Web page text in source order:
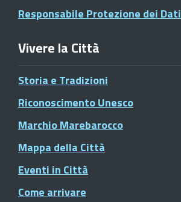
Responsabile Protezione dei Dati
Vivere la Città
Storia e Tradizioni
Riconoscimento Unesco
Marchio Marebarocco
Mappa della Città
Eventi in Città
Come arrivare